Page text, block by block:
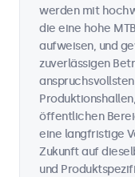
werden mit
die eine hohe
aufweisen, und
zuverlässigen
öffentlichen
eine langfristige
Zukunft auf
und